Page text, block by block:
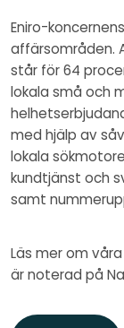
Eniro-
affärsområden.
står för 64
lokala små och
med hjälp av
lokala
kundtjänst och
samt
Läs mer om
är noterad på